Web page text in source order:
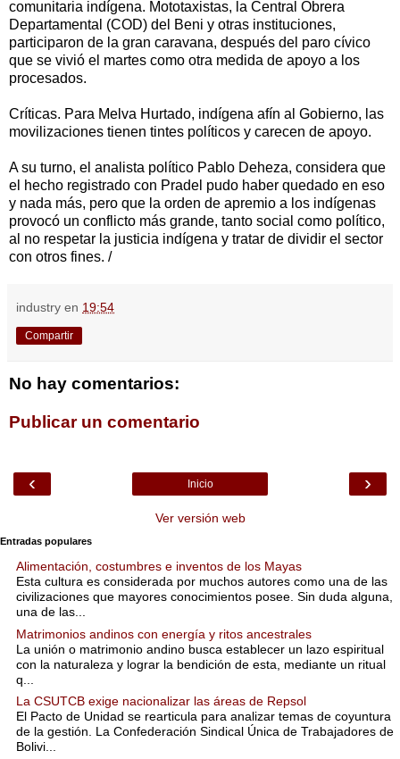
comunitaria indígena. Mototaxistas, la Central Obrera
Departamental (COD) del Beni y otras instituciones,
participaron de la gran caravana, después del paro cívico
que se vivió el martes como otra medida de apoyo a los
procesados.
Críticas. Para Melva Hurtado, indígena afín al Gobierno, las
movilizaciones tienen tintes políticos y carecen de apoyo.
A su turno, el analista político Pablo Deheza, considera que
el hecho registrado con Pradel pudo haber quedado en eso
y nada más, pero que la orden de apremio a los indígenas
provocó un conflicto más grande, tanto social como político,
al no respetar la justicia indígena y tratar de dividir el sector
con otros fines. /
industry en 19:54
Compartir
No hay comentarios:
Publicar un comentario
‹ ›
Inicio
Ver versión web
Entradas populares
Alimentación, costumbres e inventos de los Mayas
Esta cultura es considerada por muchos autores como una de las
civilizaciones que mayores conocimientos posee. Sin duda alguna,
una de las...
Matrimonios andinos con energía y ritos ancestrales
La unión o matrimonio andino busca establecer un lazo espiritual
con la naturaleza y lograr la bendición de esta, mediante un ritual
q...
La CSUTCB exige nacionalizar las áreas de Repsol
El Pacto de Unidad se rearticula para analizar temas de coyuntura
de la gestión. La Confederación Sindical Única de Trabajadores de
Bolivi...